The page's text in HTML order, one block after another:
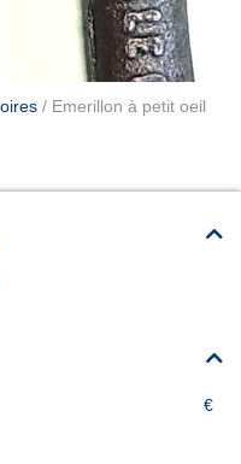
/ Emerillon à petit oeil
€